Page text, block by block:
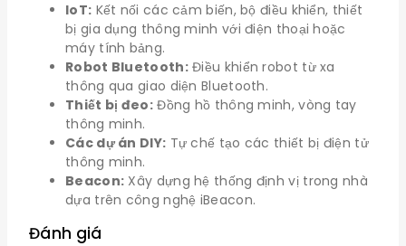
IoT: Kết nối các cảm biến, bộ điều khiển, thiết
bị gia dụng thông minh với điện thoại hoặc
máy tính bảng.
Robot Bluetooth:Điều khiển robot từ xa
thông qua giao diện Bluetooth.
Thiết bị đeo:Đồng hồ thông minh, vòng tay
thông minh.
Các dự án DIY: Tự chế tạo các thiết bị điện tử
thông minh.
Beacon: Xây dựng hệ thống định vị trong nhà
dựa trên công nghệ iBeacon.
Đánh giá